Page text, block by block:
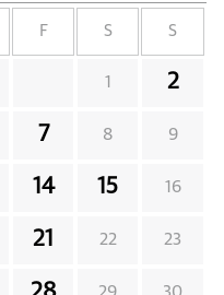
F S S
1 2
7 8 9
14 15 16
21 22 23